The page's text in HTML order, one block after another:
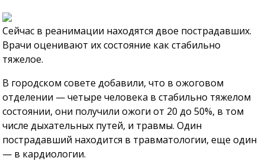
Сейчас в реанимации находятся двое пострадавших.
Врачи оценивают их состояние как стабильно
тяжелое.
В городском совете добавили, что в ожоговом
отделении — четыре человека в стабильно тяжелом
состоянии, они получили ожоги от 20 до 50%, в том
числе дыхательных путей, и травмы. Один
пострадавший находится в травматологии, еще один
— в кардиологии.